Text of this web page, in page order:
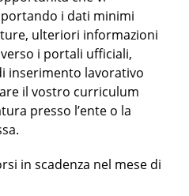
i dati minimi
ulteriori informazioni
i portali ufficiali,
inserimento lavorativo
il vostro curriculum
presso l’ente o la
in scadenza nel mese di